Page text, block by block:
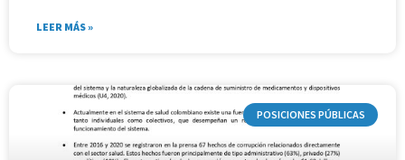
LEER MÁS »
POSICIONES PÚBLICAS